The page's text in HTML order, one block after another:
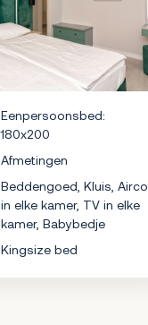
Eenpersoonsbed:
180x200
Afmetingen
Beddengoed, Kluis, Airco
in elke kamer, TV in elke
kamer, Babybedje
Kingsize bed